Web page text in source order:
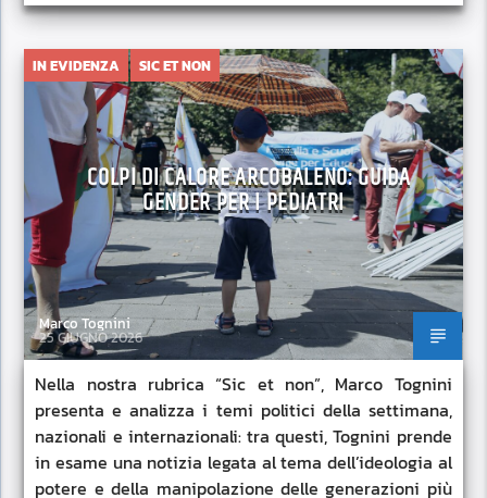
IN EVIDENZA SIC ET NON
COLPI DI CALORE ARCOBALENO: GUIDA
GENDER PER I PEDIATRI
Marco Tognini
25 GIUGNO 2026
Nella nostra rubrica “Sic et non”, Marco Tognini
presenta e analizza i temi politici della settimana,
nazionali e internazionali: tra questi, Tognini prende
in esame una notizia legata al tema dell’ideologia al
potere e della manipolazione delle generazioni più